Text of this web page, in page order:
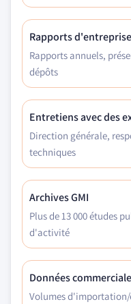
Rapports
Rapports annuels,
dépôts
Entretiens avec des
Direction générale,
techniques
Archives GMI
Plus de 13 000 études
d'activité
Données
Volumes